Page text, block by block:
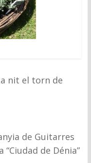
nit el torn de
de Guitarres
de Dénia”